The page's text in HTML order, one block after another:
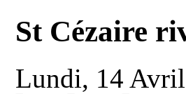
St Cézaire
Lundi, 14